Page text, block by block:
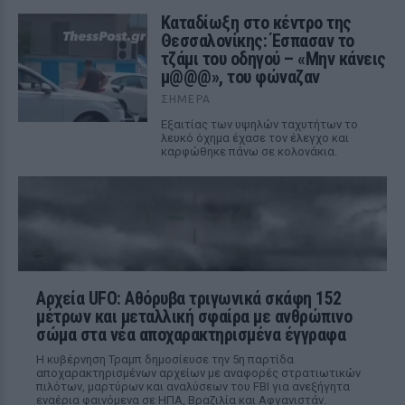
Καταδίωξη στο κέντρο της
Θεσσαλονίκης: Έσπασαν το
τζάμι του οδηγού – «Μην κάνεις
μ@@@», του φώναζαν
ΣΉΜΕΡΑ
Εξαιτίας των υψηλών ταχυτήτων το
λευκό όχημα έχασε τον έλεγχο και
καρφώθηκε πάνω σε κολονάκια.
Αρχεία UFO: Αθόρυβα τριγωνικά σκάφη 152
μέτρων και μεταλλική σφαίρα με ανθρώπινο
σώμα στα νέα αποχαρακτηρισμένα έγγραφα
Η κυβέρνηση Τραμπ δημοσίευσε την 5η παρτίδα
αποχαρακτηρισμένων αρχείων με αναφορές στρατιωτικών
πιλότων, μαρτύρων και αναλύσεων του FBI για ανεξήγητα
εναέρια φαινόμενα σε ΗΠΑ, Βραζιλία και Αφγανιστάν.